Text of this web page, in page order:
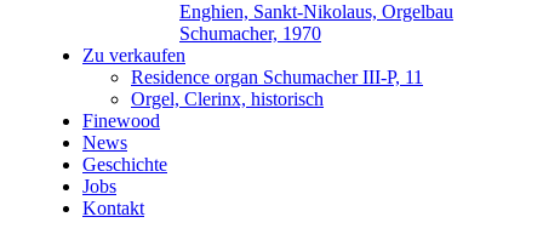
Enghien, Sankt-Nikolaus, Orgelbau
Schumacher, 1970
Zu verkaufen
Residence organ Schumacher III-P, 11
Orgel, Clerinx, historisch
Finewood
News
Geschichte
Jobs
Kontakt